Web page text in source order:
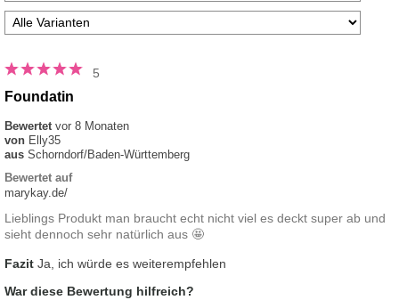
5
Foundatin
Bewertet vor 8 Monaten
von Elly35
aus Schorndorf/Baden-Württemberg
Bewertet auf
marykay.de/
Lieblings Produkt man braucht echt nicht viel es deckt super ab und
sieht dennoch sehr natürlich aus 🤩
Fazit Ja, ich würde es weiterempfehlen
War diese Bewertung hilfreich?